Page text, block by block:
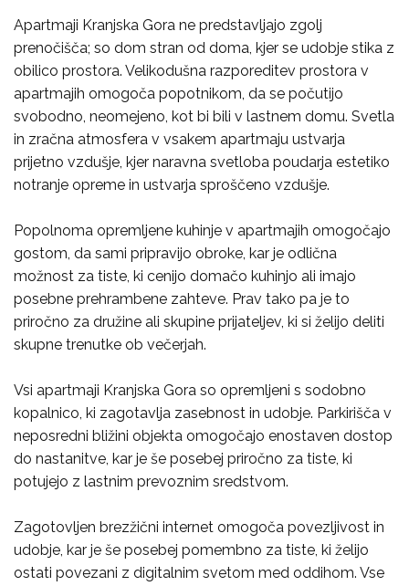
Apartmaji Kranjska Gora ne predstavljajo zgolj
prenočišča; so dom stran od doma, kjer se udobje stika z
obilico prostora. Velikodušna razporeditev prostora v
apartmajih omogoča popotnikom, da se počutijo
svobodno, neomejeno, kot bi bili v lastnem domu. Svetla
in zračna atmosfera v vsakem apartmaju ustvarja
prijetno vzdušje, kjer naravna svetloba poudarja estetiko
notranje opreme in ustvarja sproščeno vzdušje.
Popolnoma opremljene kuhinje v apartmajih omogočajo
gostom, da sami pripravijo obroke, kar je odlična
možnost za tiste, ki cenijo domačo kuhinjo ali imajo
posebne prehrambene zahteve. Prav tako pa je to
priročno za družine ali skupine prijateljev, ki si želijo deliti
skupne trenutke ob večerjah.
Vsi apartmaji Kranjska Gora so opremljeni s sodobno
kopalnico, ki zagotavlja zasebnost in udobje. Parkirišča v
neposredni bližini objekta omogočajo enostaven dostop
do nastanitve, kar je še posebej priročno za tiste, ki
potujejo z lastnim prevoznim sredstvom.
Zagotovljen brezžični internet omogoča povezljivost in
udobje, kar je še posebej pomembno za tiste, ki želijo
ostati povezani z digitalnim svetom med oddihom. Vse